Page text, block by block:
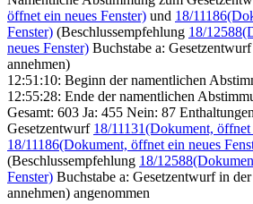
öffnet ein neues Fenster) und 18/11186
Fenster) (Beschlussempfehlung 18/12588
neues Fenster) Buchstabe a:
annehmen)
12:51:10: Beginn der namentlichen
12:55:28: Ende der namentlichen
Gesamt: 603 Ja: 455 Nein: 87
Gesetzentwurf 18/11131(Dokument, öffnet
18/11186(Dokument, öffnet ein neues
(Beschlussempfehlung 18/12588
Fenster) Buchstabe a: Gesetzentwurf in
annehmen) angenommen